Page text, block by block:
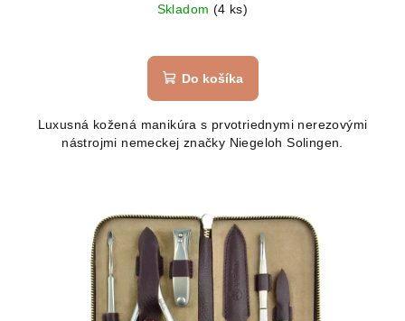
Skladom (4 ks)
Do košíka
Luxusná kožená manikúra s prvotriednymi nerezovými
nástrojmi nemeckej značky Niegeloh Solingen.